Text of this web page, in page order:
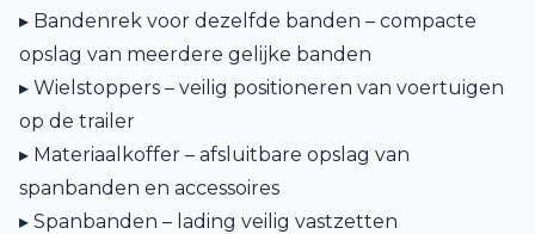
▸ Bandenrek voor dezelfde banden – compacte
opslag van meerdere gelijke banden
▸ Wielstoppers – veilig positioneren van voertuigen
op de trailer
▸ Materiaalkoffer – afsluitbare opslag van
spanbanden en accessoires
▸ Spanbanden – lading veilig vastzetten